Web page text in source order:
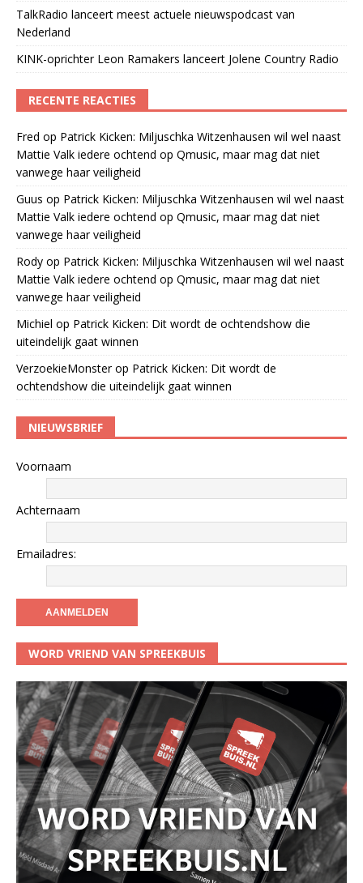
TalkRadio lanceert meest actuele nieuwspodcast van
Nederland
KINK-oprichter Leon Ramakers lanceert Jolene Country Radio
RECENTE REACTIES
Fred op Patrick Kicken: Miljuschka Witzenhausen wil wel naast
Mattie Valk iedere ochtend op Qmusic, maar mag dat niet
vanwege haar veiligheid
Guus op Patrick Kicken: Miljuschka Witzenhausen wil wel naast
Mattie Valk iedere ochtend op Qmusic, maar mag dat niet
vanwege haar veiligheid
Rody op Patrick Kicken: Miljuschka Witzenhausen wil wel naast
Mattie Valk iedere ochtend op Qmusic, maar mag dat niet
vanwege haar veiligheid
Michiel op Patrick Kicken: Dit wordt de ochtendshow die
uiteindelijk gaat winnen
VerzoekieMonsterop Patrick Kicken: Dit wordt de
ochtendshow die uiteindelijk gaat winnen
NIEUWSBRIEF
Voornaam
Achternaam
Emailadres:
WORD VRIEND VAN SPREEKBUIS